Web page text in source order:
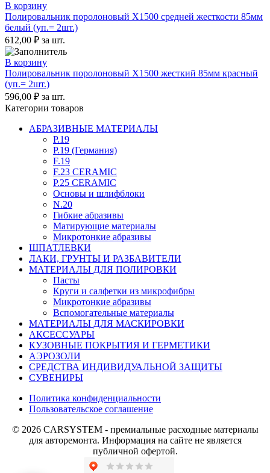
В корзину
Полировальник поролоновый X1500 средней жесткости 85мм
белый (уп.= 2шт.)
612,00 ₽ за шт.
В корзину
Полировальник поролоновый X1500 жесткий 85мм красный
(уп.= 2шт.)
596,00 ₽ за шт.
Категории товаров
АБРАЗИВНЫЕ МАТЕРИАЛЫ
P.19
P.19 (Германия)
F.19
F.23 CERAMIC
P.25 CERAMIC
Основы и шлифблоки
N.20
Гибкие абразивы
Матирующие материалы
Микротонкие абразивы
ШПАТЛЕВКИ
ЛАКИ, ГРУНТЫ И РАЗБАВИТЕЛИ
МАТЕРИАЛЫ ДЛЯ ПОЛИРОВКИ
Пасты
Круги и салфетки из микрофибры
Микротонкие абразивы
Вспомогательные материалы
МАТЕРИАЛЫ ДЛЯ МАСКИРОВКИ
АКСЕССУАРЫ
КУЗОВНЫЕ ПОКРЫТИЯ И ГЕРМЕТИКИ
АЭРОЗОЛИ
СРЕДСТВА ИНДИВИДУАЛЬНОЙ ЗАЩИТЫ
СУВЕНИРЫ
Политика конфиденциальности
Пользовательское соглашение
© 2026 CARSYSTEM - премиальные расходные материалы
для авторемонта. Информация на сайте не является
публичной офертой.